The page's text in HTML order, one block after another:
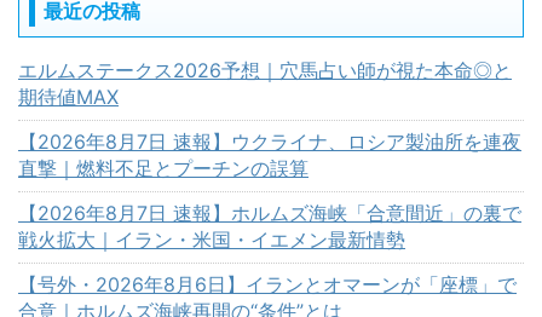
最近の投稿
エルムステークス2026予想｜穴馬占い師が視た本命◎と
期待値MAX
【2026年8月7日 速報】ウクライナ、ロシア製油所を連夜
直撃｜燃料不足とプーチンの誤算
【2026年8月7日 速報】ホルムズ海峡「合意間近」の裏で
戦火拡大｜イラン・米国・イエメン最新情勢
【号外・2026年8月6日】イランとオマーンが「座標」で
合意｜ホルムズ海峡再開の“条件”とは